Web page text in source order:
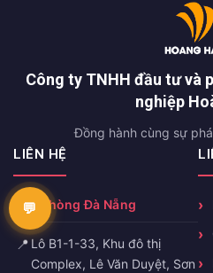
Công ty TNHH đầu tư và
nghiệp
Đồng hành cùng sự
LIÊN HỆ
Văn phòng Đà Nẵng
📍 Lô B1-1-33, Khu đô thị
Complex, Lê Văn Duyệt, Sơn